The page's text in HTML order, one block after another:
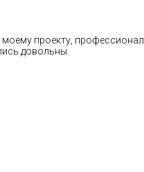
проекту,
довольны.